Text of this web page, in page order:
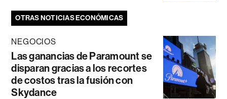
OTRAS NOTICIAS ECONÓMICAS
NEGOCIOS
Las ganancias de Paramount se
disparan gracias a los recortes
de costos tras la fusión con
Skydance